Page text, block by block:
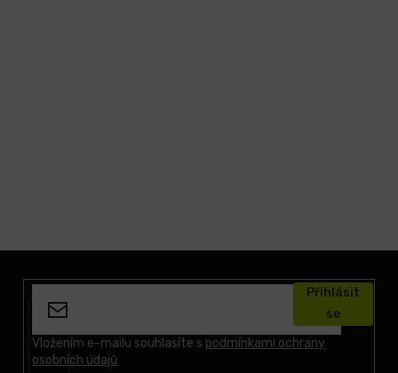
Vložením e-mailu souhlasíte s podmínkami ochrany
osobních údajů
Přihlásit
se